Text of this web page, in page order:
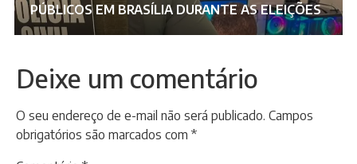
PÚBLICOS EM BRASÍLIA DURANTE AS ELEIÇÕES
Deixe um comentário
O seu endereço de e-mail não será publicado. Campos
obrigatórios são marcados com *